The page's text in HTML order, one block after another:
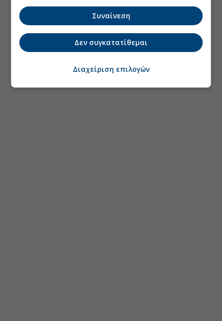
Συναίνεση
Δεν συγκατατίθεμαι
Διαχείριση επιλογών